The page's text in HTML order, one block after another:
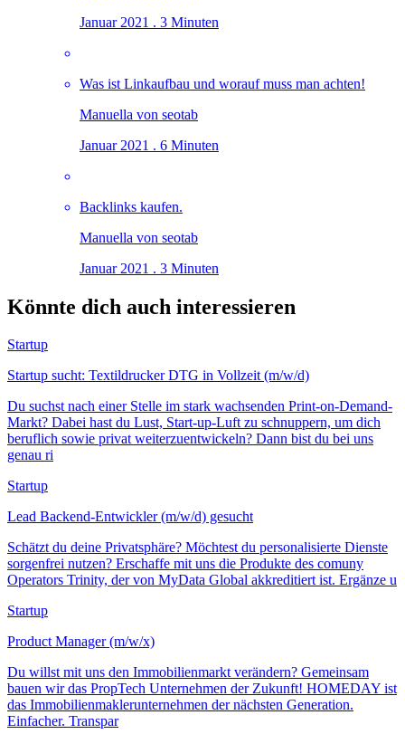
Januar 2021 . 3 Minuten
Was ist Linkaufbau und worauf muss man achten!
Manuella von seotab
Januar 2021 . 6 Minuten
Backlinks kaufen.
Manuella von seotab
Januar 2021 . 3 Minuten
Könnte dich auch interessieren
Startup
Startup sucht: Textildrucker DTG in Vollzeit (m/w/d)
Du suchst nach einer Stelle im stark wachsenden Print-on-Demand-
Markt? Dabei hast du Lust, Start-up-Luft zu schnuppern, um dich
beruflich sowie privat weiterzuentwickeln? Dann bist du bei uns
genau ri
Startup
Lead Backend-Entwickler (m/w/d) gesucht
Schätzt du deine Privatsphäre? Möchtest du personalisierte Dienste
sorgenfrei nutzen? Erschaffe mit uns die Produkte des comuny
Operators Trinity, der von MyData Global akkreditiert ist. Ergänze u
Startup
Product Manager (m/w/x)
Du willst mit uns den Immobilienmarkt verändern? Gemeinsam
bauen wir das PropTech Unternehmen der Zukunft! HOMEDAY ist
das Immobilienmaklerunternehmen der nächsten Generation.
Einfacher. Transpar